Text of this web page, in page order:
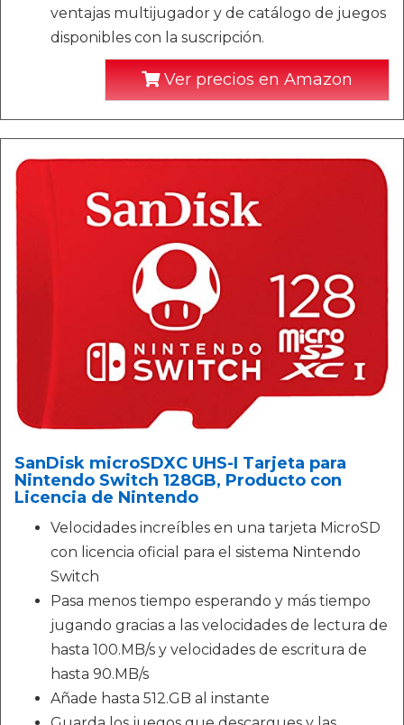
ventajas multijugador y de catálogo de juegos
disponibles con la suscripción.
Ver precios en Amazon
SanDisk microSDXC UHS-I Tarjeta para
Nintendo Switch 128GB, Producto con
Licencia de Nintendo
Velocidades increíbles en una tarjeta MicroSD
con licencia oficial para el sistema Nintendo
Switch
Pasa menos tiempo esperando y más tiempo
jugando gracias a las velocidades de lectura de
hasta 100.MB/s y velocidades de escritura de
hasta 90.MB/s
Añade hasta 512.GB al instante